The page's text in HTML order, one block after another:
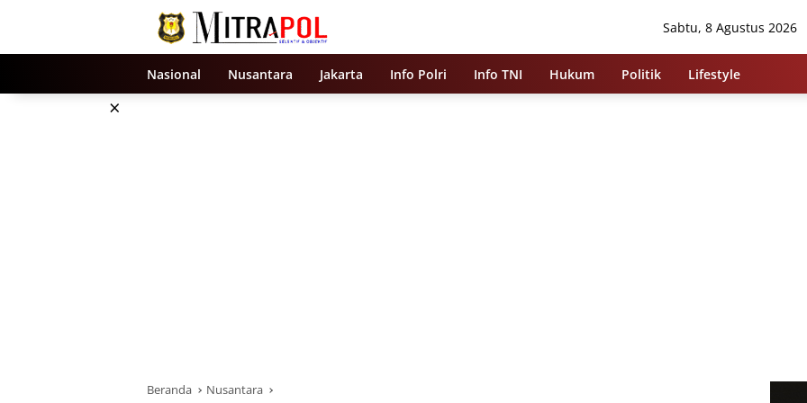
Sabtu, 8 Agustus 2026
Nasional Nusantara Jakarta Info Polri Info TNI Hukum Politik Lifestyle
×
Beranda Nusantara